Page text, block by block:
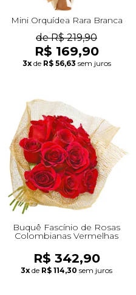
Mini Orquídea Rara Branca
de R$ 219,90
R$ 169,90
3x de R$ 56,63 sem juros
Buquê Fascínio de Rosas
Colombianas Vermelhas
R$ 342,90
3x de R$ 114,30 sem juros